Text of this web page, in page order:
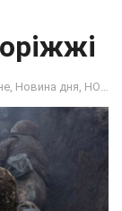
Новина дня НОВИНИ